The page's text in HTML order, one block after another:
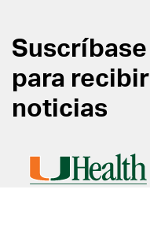
Suscríbase
para recibir
noticias